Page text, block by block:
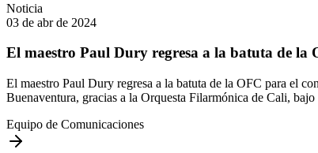
Noticia
03 de abr de 2024
El maestro Paul Dury regresa a la batuta de la
El maestro Paul Dury regresa a la batuta de la OFC para el
Buenaventura, gracias a la Orquesta Filarmónica de Cali,
Equipo de Comunicaciones